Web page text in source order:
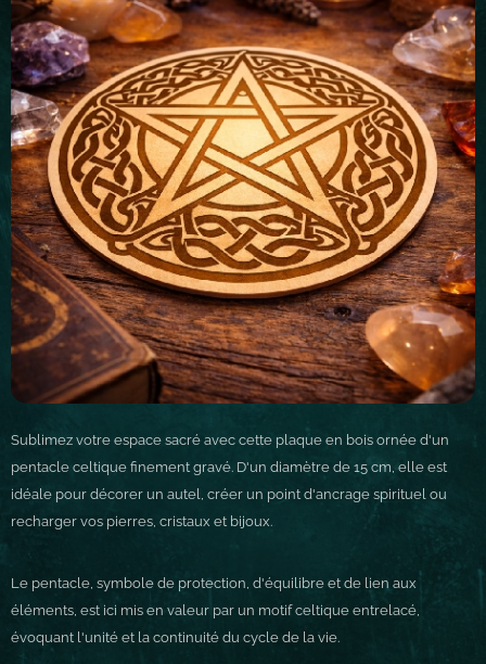
Sublimez votre espace sacré avec cette plaque en bois ornée d'un
pentacle celtique finement gravé. D'un diamètre de 15 cm, elle est
idéale pour décorer un autel, créer un point d'ancrage spirituel ou
recharger vos pierres, cristaux et bijoux.
Le pentacle, symbole de protection, d'équilibre et de lien aux
éléments, est ici mis en valeur par un motif celtique entrelacé,
évoquant l'unité et la continuité du cycle de la vie.